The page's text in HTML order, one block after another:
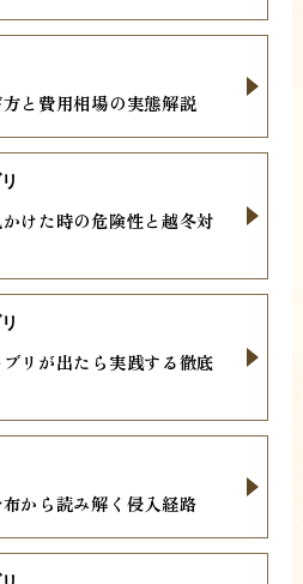
と費用相場の実態解説
けた時の危険性と越冬対
リが出たら実践する徹底
から読み解く侵入経路